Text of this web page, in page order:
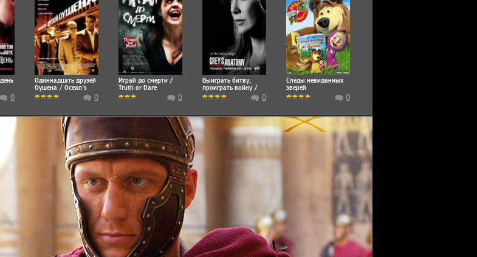
0
Одиннадцать друзей
Оушена / Ocean's
Eleven
0
Играй до смерти /
Truth or Dare
0
Выиграть битву,
проиграть войну /
Winning a Battle,
0
Следы невиданных
зверей
0